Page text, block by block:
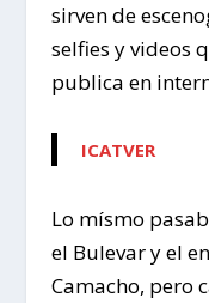
sirven de
selfies y videos
publica en
ICATVER
Lo mísmo
el Bulevar y el
Camacho, pero